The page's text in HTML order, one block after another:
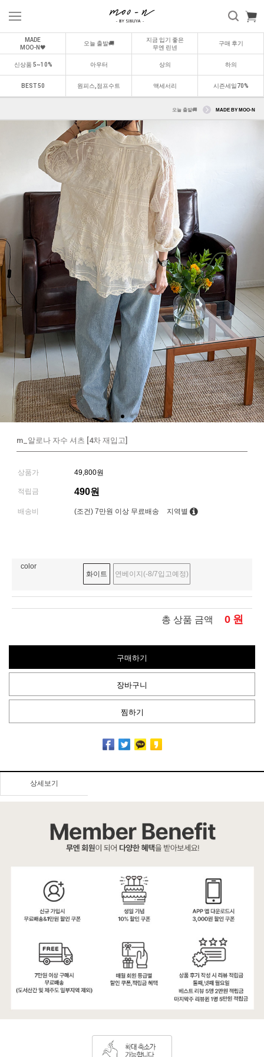
MADE
MOO-N🖤
오늘 출발🚚
지금 입기 좋은
무엔 린넨
구매 후기
신상품 5~10% 아우터 상의 하의
BEST 50 원피스,점프수트 액세서리 시즌세일70%
오늘 출발🚚 MADE BY MOO-N
m_알로나 자수 셔츠 [4차 재입고]
상품가 49,800원
적립금 490원
배송비 (조건) 7만원 이상 무료배송 지역별
color
화이트
연베이지(-8/7입고예정)
총 상품 금액 0 원
구매하기
장바구니
찜하기
상세보기